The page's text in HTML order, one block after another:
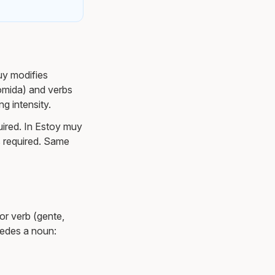
modifies
and verbs
intensity.
In Estoy muy
Same
verb (gente,
a noun: